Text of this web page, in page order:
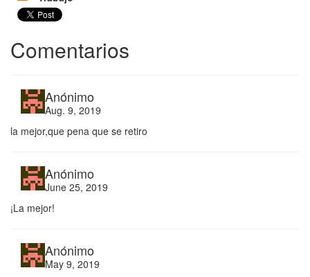
Comentarios
Anónimo
Aug. 9, 2019
la mejor,que pena que se retiro
Anónimo
June 25, 2019
¡La mejor!
Anónimo
May 9, 2019